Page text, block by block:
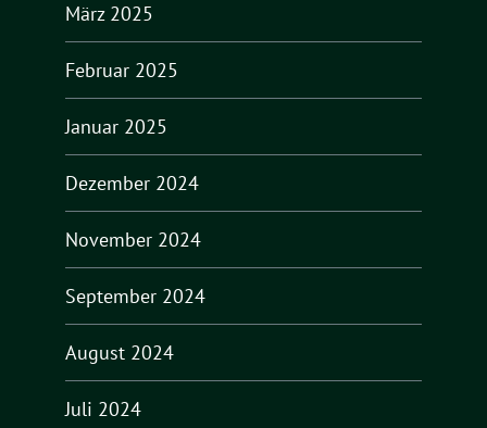
März 2025
Februar 2025
Januar 2025
Dezember 2024
November 2024
September 2024
August 2024
Juli 2024